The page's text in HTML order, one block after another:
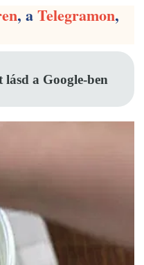
, aTelegramon,
a Google-ben